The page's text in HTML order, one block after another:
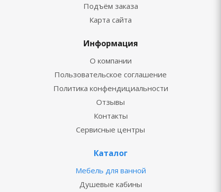
Подъём заказа
Карта сайта
Информация
О компании
Пользовательское соглашение
Политика конфендициальности
Отзывы
Контакты
Сервисные центры
Каталог
Мебель для ванной
Душевые кабины